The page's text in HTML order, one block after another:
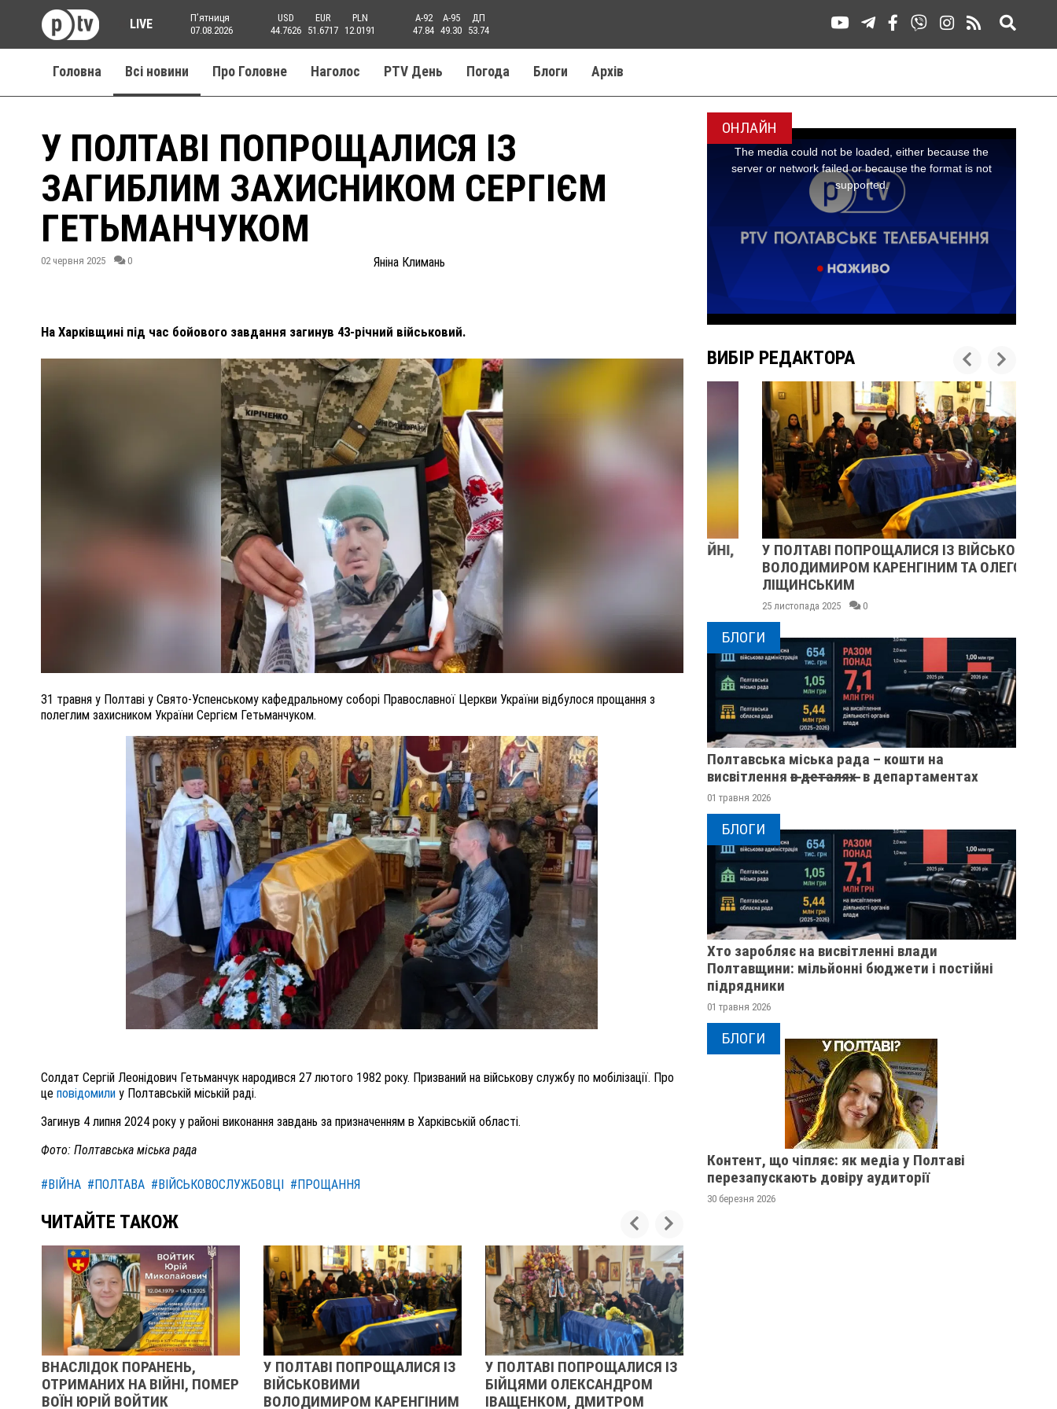
LIVE
Пʼятниця
07.08.2026
USD
44.7626
EUR
51.6717
PLN
12.0191
A-92
47.84
A-95
49.30
ДП
53.74
Головна Всі новини Про Головне Наголос PTV День Погода Блоги Aрхів
У ПОЛТАВІ ПОПРОЩАЛИСЯ ІЗ
ЗАГИБЛИМ ЗАХИСНИКОМ СЕРГІЄМ
ГЕТЬМАНЧУКОМ
02 червня 2025 0 Яніна Климань
На Харківщині під час бойового завдання загинув 43-річний військовий.
31 травня у Полтаві у Свято-Успенському кафедральному соборі Православної Церкви України відбулося прощання з
полеглим захисником України Сергієм Гетьманчуком.
Солдат Сергій Леонідович Гетьманчук народився 27 лютого 1982 року. Призваний на військову службу по мобілізації. Про
це повідомили у Полтавській міській раді.
Загинув 4 липня 2024 року у районі виконання завдань за призначенням в Харківській області.
Фото: Полтавська міська рада
#ВІЙНА #ПОЛТАВА #ВІЙСЬКОВОСЛУЖБОВЦІ #ПРОЩАННЯ
ЧИТАЙТЕ ТАКОЖ
ВІЙНІ, ПОМЕР
У ПОЛТАВІ ПОПРОЩАЛИСЯ ІЗ
ВІЙСЬКОВИМИ
ВОЛОДИМИРОМ КАРЕНГІНИМ
У ПОЛТАВІ ПОПРОЩАЛИСЯ ІЗ
БІЙЦЯМИ ОЛЕКСАНДРОМ
ІВАЩЕНКОМ, ДМИТРОМ
РЕВОЛЮЦІЯ ГІДНОСТІ 2013
ОЧИМА УЧАСНИЦІ
21 листопада 2025
ОНЛАЙН
ВИБІР РЕДАКТОРА
ПОЛІЦІЯ ПОЛТАВЩИНИ РОЗШУКУЄ 62-РІЧНУ
ВНАСЛІДОК ПОРАНЕНЬ, ОТРИМАНИХ НА ВІЙНІ,
ПОМЕР ВОЇН ЮРІЙ ВОЙТИК
25 листопада 2025
У ПОЛТАВІ ПОПРОЩАЛИСЯ ІЗ ВІЙСЬКОВИМИ
ВОЛОДИМИРОМ КАРЕНГІНИМ ТА ОЛЕГОМ
ЛІЩИНСЬКИМ
25 листопада 2025 0
БЛОГИ
Полтавська міська рада – кошти на
висвітлення в̶ ̶д̶е̶т̶а̶л̶я̶х̶ ̶ в департаментах
01 травня 2026
БЛОГИ
Хто заробляє на висвітленні влади
Полтавщини: мільйонні бюджети і постійні
підрядники
01 травня 2026
БЛОГИ
Контент, що чіпляє: як медіа у Полтаві
перезапускають довіру аудиторії
30 березня 2026